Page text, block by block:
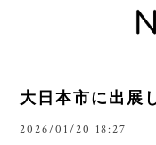
大日本市に出展
2026/01/20 18:27